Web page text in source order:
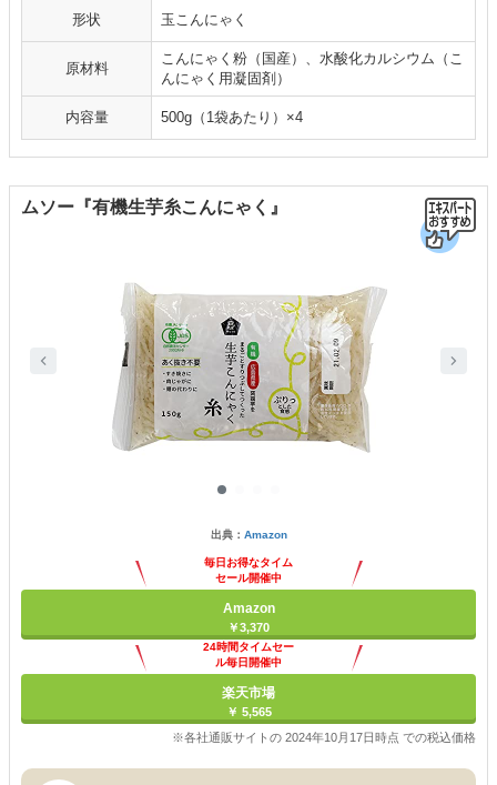
形状 玉こんにゃく
原材料
こんにゃく粉（国産）、水酸化カルシウム（こ
んにゃく用凝固剤）
内容量 500g（1袋あたり）×4
ムソー『有機生芋糸こんにゃく』
出典： Amazon
毎日お得なタイム
セール開催中
Amazon
￥3,370
24時間タイムセー
ル毎日開催中
楽天市場
￥ 5,565
※各社通販サイトの 2024年10月17日時点 での税込価格